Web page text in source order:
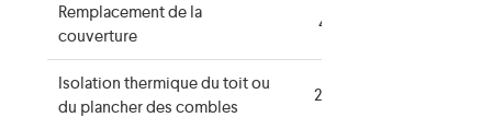
Remplacement de la
couverture
4 €/m²
Isolation thermique du toit ou
du plancher des combles
20 €/m²